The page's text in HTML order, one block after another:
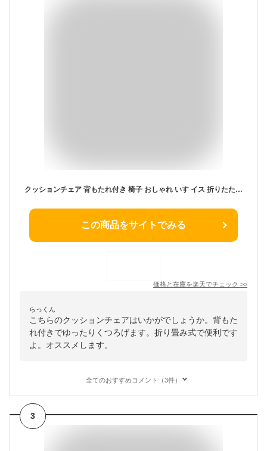
クッションチェア 背もたれ付き 椅子 おしゃれ いす イス 折りたたみ 折り畳み チェア ダイニングチェア キッチンチェア コンパクト シンプル 折りたたみチェア スツール 簡易椅子 来客用 フォールディングチェア バラ売り
この商品をサイトでみる
価格と在庫を楽天でチェック >>
らっくん
こちらのクッションチェアはいかがでしょうか。背もた
れ付きでゆったりくつろげます。折り畳み式で便利です
よ。オススメします。
全てのおすすめコメント（3件）
3